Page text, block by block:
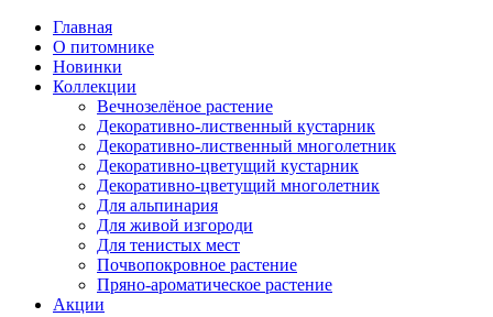
Главная
О питомнике
Новинки
Коллекции
Вечнозелёное растение
Декоративно-лиственный кустарник
Декоративно-лиственный многолетник
Декоративно-цветущий кустарник
Декоративно-цветущий многолетник
Для альпинария
Для живой изгороди
Для тенистых мест
Почвопокровное растение
Пряно-ароматическое растение
Акции